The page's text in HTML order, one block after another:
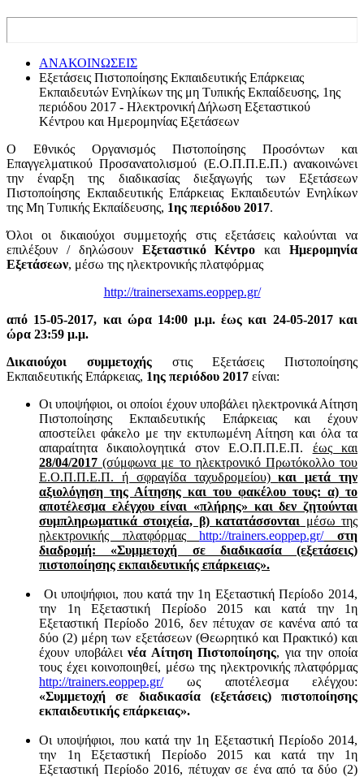
ΑΝΑΚΟΙΝΩΣΕΙΣ
Εξετάσεις Πιστοποίησης Εκπαιδευτικής Επάρκειας
Εκπαιδευτών Ενηλίκων της μη Τυπικής Εκπαίδευσης, 1ης
περιόδου 2017 - Ηλεκτρονική Δήλωση Εξεταστικού
Κέντρου και Ημερομηνίας Εξετάσεων
Ο Εθνικός Οργανισμός Πιστοποίησης Προσόντων και
Επαγγελματικού Προσανατολισμού (Ε.Ο.Π.Π.Ε.Π.) ανακοινώνει
την έναρξη της διαδικασίας διεξαγωγής των Εξετάσεων
Πιστοποίησης Εκπαιδευτικής Επάρκειας Εκπαιδευτών Ενηλίκων
της Μη Τυπικής Εκπαίδευσης, 1ης περιόδου 2017.
Όλοι οι δικαιούχοι συμμετοχής στις εξετάσεις καλούνται να
επιλέξουν / δηλώσουν Εξεταστικό Κέντρο καιΗμερομηνία
Εξετάσεων, μέσω της ηλεκτρονικής πλατφόρμας
http://trainersexams.eoppep.gr/
από 15-05-2017, και ώρα 14:00 μ.μ. έως και 24-05-2017 και
ώρα 23:59 μ.μ.
Δικαιούχοι συμμετοχήςστις Εξετάσεις Πιστοποίησης
Εκπαιδευτικής Επάρκειας, 1ης περιόδου 2017 είναι:
Οι υποψήφιοι, οι οποίοι έχουν υποβάλει ηλεκτρονικά Αίτηση
Πιστοποίησης Εκπαιδευτικής Επάρκειας και έχουν
αποστείλει φάκελο με την εκτυπωμένη Αίτηση και όλα τα
απαραίτητα δικαιολογητικά στον Ε.Ο.Π.Π.Ε.Π. έως και
28/04/2017 (σύμφωνα με το ηλεκτρονικό Πρωτόκολλο του
Ε.Ο.Π.Π.Ε.Π. ή σφραγίδα ταχυδρομείου)και μετά την
αξιολόγηση της Αίτησης και του φακέλου τους: α) το
αποτέλεσμα ελέγχου είναι «πλήρης» και δεν ζητούνται
συμπληρωματικά στοιχεία, β) κατατάσσονται μέσω της
ηλεκτρονικής πλατφόρμαςhttp://trainers.eoppep.gr/
στη
διαδρομή: «Συμμετοχή σε διαδικασία (εξετάσεις)
πιστοποίησης εκπαιδευτικής επάρκειας».
Οι υποψήφιοι, που κατά την 1η Εξεταστική Περίοδο 2014,
την 1η Εξεταστική Περίοδο 2015 και κατά την 1η
Εξεταστική Περίοδο 2016, δεν πέτυχαν σε κανένα από τα
δύο (2) μέρη των εξετάσεων (Θεωρητικό και Πρακτικό) και
έχουν υποβάλεινέα Αίτηση Πιστοποίησης, για την οποία
τους έχει κοινοποιηθεί, μέσω της ηλεκτρονικής πλατφόρμας
http://trainers.eoppep.gr/ως αποτέλεσμα ελέγχου:
«Συμμετοχή σε διαδικασία (εξετάσεις) πιστοποίησης
εκπαιδευτικής επάρκειας».
Οι υποψήφιοι, που κατά την 1η Εξεταστική Περίοδο 2014,
την 1η Εξεταστική Περίοδο 2015 και κατά την 1η
Εξεταστική Περίοδο 2016, πέτυχαν σε ένα από τα δύο (2)